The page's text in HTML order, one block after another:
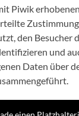
Piwik
den Besucher
und
Daten über